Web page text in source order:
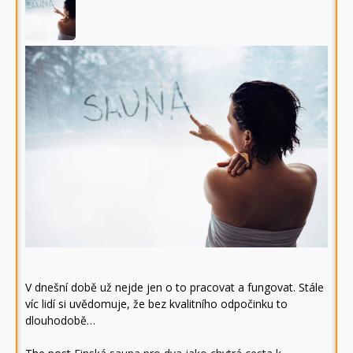
V dnešní době už nejde jen o to pracovat a fungovat. Stále
víc lidí si uvědomuje, že bez kvalitního odpočinku to
dlouhodobě…